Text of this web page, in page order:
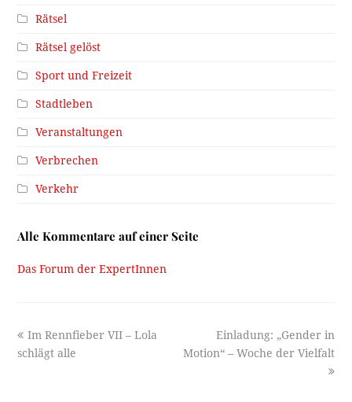
Rätsel
Rätsel gelöst
Sport und Freizeit
Stadtleben
Veranstaltungen
Verbrechen
Verkehr
Alle Kommentare auf einer Seite
Das Forum der ExpertInnen
previous
post:
Im Rennfieber VII – Lola
schlägt alle
next
post:
Einladung: „Gender in
Motion“ – Woche der Vielfalt